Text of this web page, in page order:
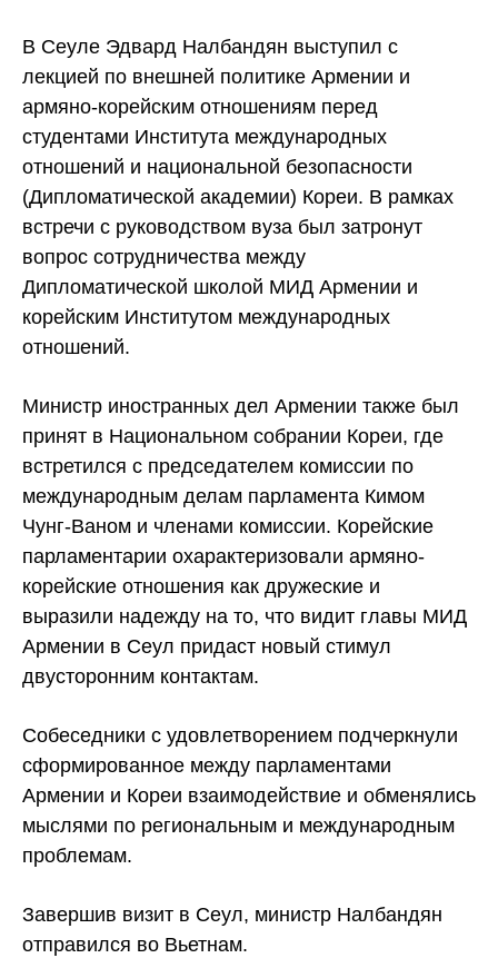
В Сеуле Эдвард Налбандян выступил с
лекцией по внешней политике Армении и
армяно-корейским отношениям перед
студентами Института международных
отношений и национальной безопасности
(Дипломатической академии) Кореи. В рамках
встречи с руководством вуза был затронут
вопрос сотрудничества между
Дипломатической школой МИД Армении и
корейским Институтом международных
отношений.
Министр иностранных дел Армении также был
принят в Национальном собрании Кореи, где
встретился с председателем комиссии по
международным делам парламента Кимом
Чунг-Ваном и членами комиссии. Корейские
парламентарии охарактеризовали армяно-
корейские отношения как дружеские и
выразили надежду на то, что видит главы МИД
Армении в Сеул придаст новый стимул
двусторонним контактам.
Собеседники с удовлетворением подчеркнули
сформированное между парламентами
Армении и Кореи взаимодействие и обменялись
мыслями по региональным и международным
проблемам.
Завершив визит в Сеул, министр Налбандян
отправился во Вьетнам.